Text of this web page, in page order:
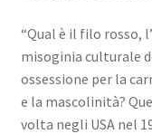
“Qual è il filo rosso,
misoginia culturale
ossessione per la
e la mascolinità?
volta negli USA nel